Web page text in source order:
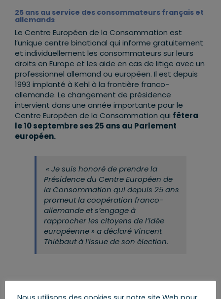
25 ans au service des consommateurs français et
allemands
Le Centre Européen de la Consommation est
l’unique centre binational qui informe gratuitement
et individuellement les consommateurs sur leurs
droits en Europe et les aide en cas de litige avec un
professionnel allemand ou européen. Il est depuis
1993 implanté à Kehl à la frontière franco-
allemande. Le changement de présidence
intervient dans une année importante pour le
Centre Européen de la Consommation qui fêtera
le 10 septembre ses 25 ans au Parlement
européen.
«Je suis honoré de prendre la
Présidence du Centre Européen de
la Consommation qui depuis 25 ans
promeut la coopération franco-
allemande et s’engage à
rapprocher les citoyens de l’idée
européenne» a déclaré Vincent
Thiébaut à l’issue de son élection.
Partager cet article